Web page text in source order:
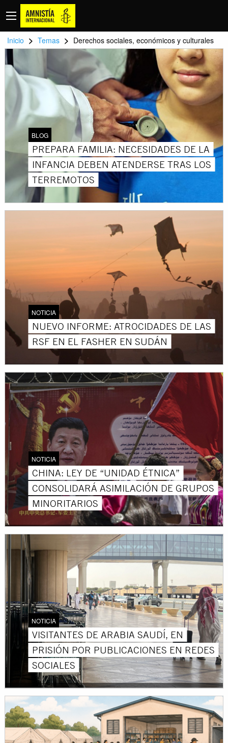
Inicio > Temas > Derechos sociales, económicos y culturales
BLOG
PREPARA FAMILIA: NECESIDADES DE LA
INFANCIA DEBEN ATENDERSE TRAS LOS
TERREMOTOS
NOTICIA
NUEVO INFORME: ATROCIDADES DE LAS
RSF EN EL FASHER EN SUDÁN
NOTICIA
CHINA: LEY DE “UNIDAD ÉTNICA”
CONSOLIDARÁ ASIMILACIÓN DE GRUPOS
MINORITARIOS
NOTICIA
VISITANTES DE ARABIA SAUDÍ, EN
PRISIÓN POR PUBLICACIONES EN REDES
SOCIALES